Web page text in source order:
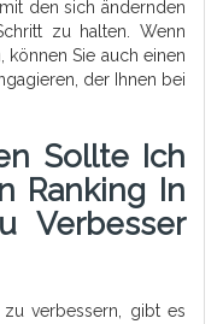
den sich ändernden
zu halten. Wenn
können Sie auch einen
der Ihnen bei
Sollte Ich
Ranking In
Verbesser
verbessern, gibt es